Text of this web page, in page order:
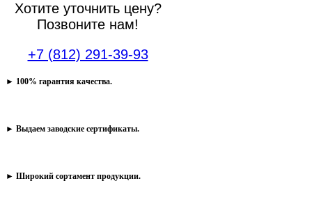
Хотите уточнить цену?
Позвоните нам!
+7 (812) 291-39-93
► 100% гарантия качества.
► Выдаем заводские сертификаты.
► Широкий сортамент продукции.